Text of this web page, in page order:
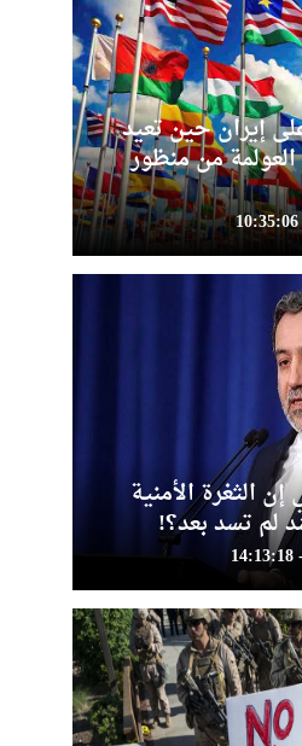
إيران حين تعيد
من منظور
الثغرة الأمنية
لم تسد بعد؟!